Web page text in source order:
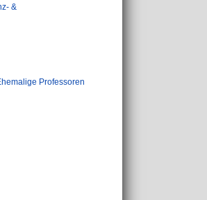
&
Professoren